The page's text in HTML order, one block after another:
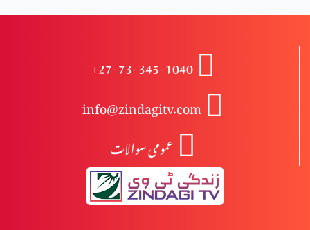
کیا آپ پریشان ہیں؟
مجھ گنہگار پر رحم فرما
آزادی اور غلامی
+27-73-345-1040
info@zindagitv.com
عمومی سوالات